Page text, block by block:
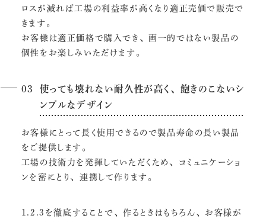
ロスが減れば工場の利益率が高くなり適正売価で販売で
きます。
お客様は適正価格で購入でき、画一的ではない製品の
個性をお楽しみいただけます。
使っても壊れない耐久性が高く、飽きのこないシ
ンプルなデザイン
お客様にとって長く使用できるので製品寿命の長い製品
をご提供します。
工場の技術力を発揮していただくため、コミュニケーショ
ンを密にとり、連携して作ります。
1.2.3を徹底することで、作るときはもちろん、お客様が